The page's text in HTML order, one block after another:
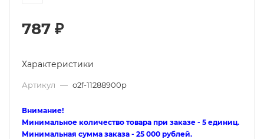
787 ₽
Характеристики
Артикул — o2f-11288900p
Внимание!
Минимальное количество товара при заказе - 5 единиц.
Минимальная сумма заказа - 25 000 рублей.